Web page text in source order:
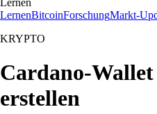
Lernen
LernenBitcoinForschungMarkt-
KRYPTO
Cardano-
erstellen